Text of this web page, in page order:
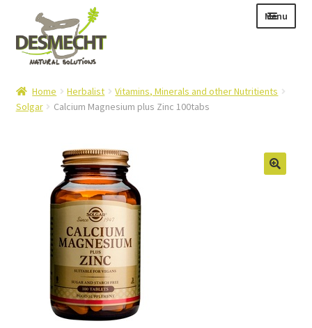
navigation
content
Menu
child
Expand
Info|News
Login – Mijn Account
Home Herbalist
Vitamins, Minerals and other Nutritients
Solgar
Calcium Magnesium plus Zinc 100tabs